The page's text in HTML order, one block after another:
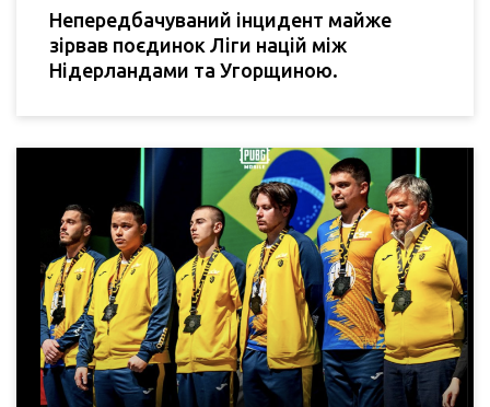
Непередбачуваний інцидент майже
зірвав поєдинок Ліги націй між
Нідерландами та Угорщиною.